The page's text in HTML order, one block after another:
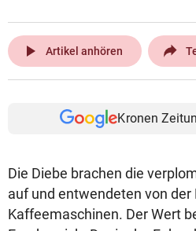
play_arrow Artikel anhören
Kronen
Die Diebe brachen die
auf und entwendeten von
Kaffeemaschinen. Der Wert